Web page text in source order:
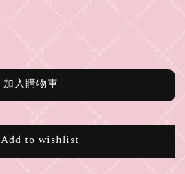
加入購物車
Add to wishlist